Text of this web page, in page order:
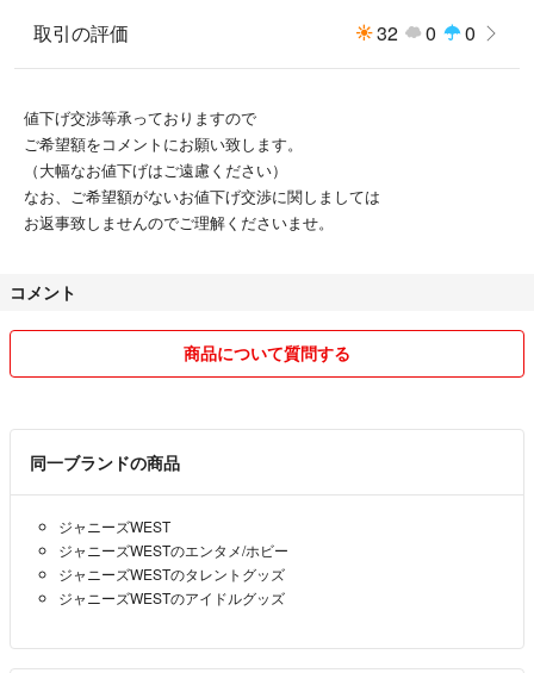
取引の評価 32 0 0
値下げ交渉等承っておりますので
ご希望額をコメントにお願い致します。
（大幅なお値下げはご遠慮ください）
なお、ご希望額がないお値下げ交渉に関しましては
お返事致しませんのでご理解くださいませ。
コメント
商品について質問する
同一ブランドの商品
ジャニーズWEST
ジャニーズWESTのエンタメ/ホビー
ジャニーズWESTのタレントグッズ
ジャニーズWESTのアイドルグッズ